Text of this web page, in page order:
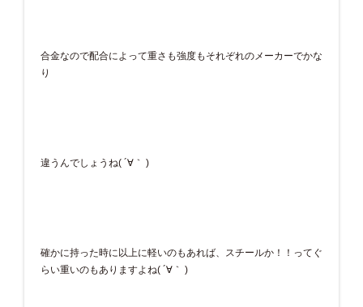
合金なので配合によって重さも強度もそれぞれのメーカーでかな
り
違うんでしょうね( ´∀｀ )
確かに持った時に以上に軽いのもあれば、スチールか！！ってぐ
らい重いのもありますよね( ´∀｀ )